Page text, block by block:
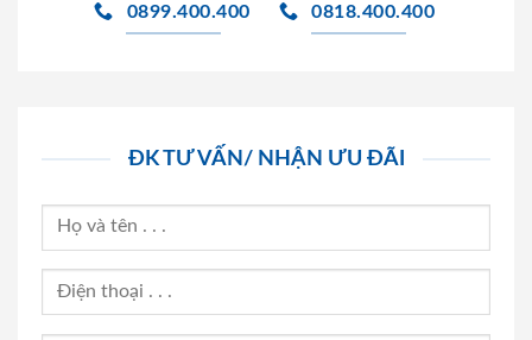
0899.400.400 0818.400.400
ĐK TƯ VẤN/ NHẬN ƯU ĐÃI